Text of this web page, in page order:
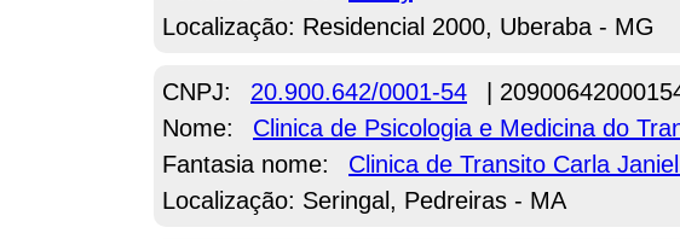
Localização: Residencial 2000, Uberaba - MG
CNPJ: 20.900.642/0001-54
|
Nome:
Clinica de Psicologia e Medicina do
Fantasia nome:
Clinica de Transito Carla
Localização: Seringal, Pedreiras - MA